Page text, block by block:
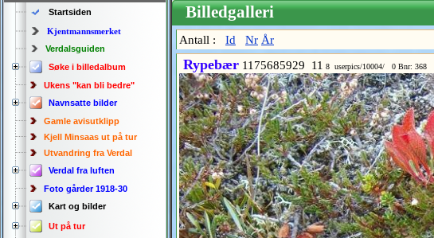
Startsiden
Kjentmannsmerket
Verdalsguiden
Søke i billedalbum
Ukens "kan bli bedre"
Navnsatte bilder
Gamle avisutklipp
Kjell Minsaas ut på tur
Utvandring fra Verdal
Verdal fra luften
Foto gårder 1918-30
Kart og bilder
Ut på tur
Billedgalleri
Antall : Id Nr År
Rypebær 1175685929 11 8 userpics/10004/ 0 Bnr: 368